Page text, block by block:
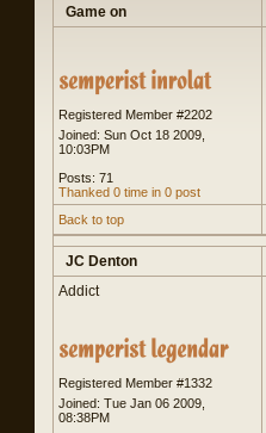
Game on
Registered Member #2202
Joined: Sun Oct 18 2009,
10:03PM
Posts: 71
Thanked 0 time in 0 post
Back to top
JC Denton
Addict
Registered Member #1332
Joined: Tue Jan 06 2009,
08:38PM